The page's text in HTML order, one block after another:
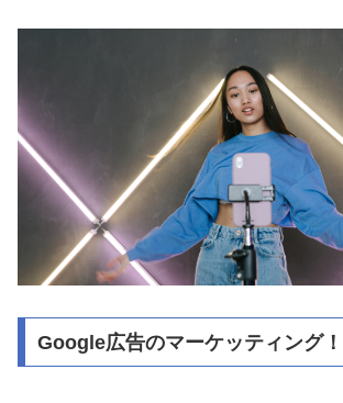
Google広告のマーケッティング！